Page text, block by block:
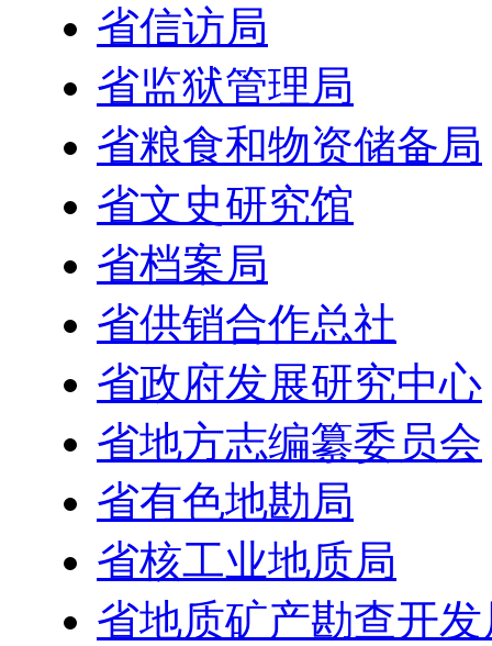
省信访局
省监狱管理局
省粮食和物资储备局
省文史研究馆
省档案局
省供销合作总社
省政府发展研究中心
省地方志编纂委员会
省有色地勘局
省核工业地质局
省地质矿产勘查开发